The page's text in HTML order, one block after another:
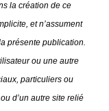
la création de ce
et n’assument
présente publication.
ou une autre
particuliers ou
d’un autre site relié